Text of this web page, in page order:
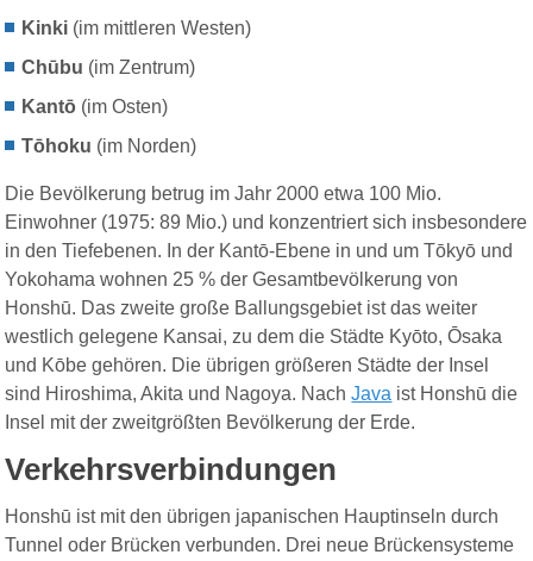
Kinki (im mittleren Westen)
Chūbu (im Zentrum)
Kantō (im Osten)
Tōhoku (im Norden)
Die Bevölkerung betrug im Jahr 2000 etwa 100 Mio.
Einwohner (1975: 89 Mio.) und konzentriert sich insbesondere
in den Tiefebenen. In der Kantō-Ebene in und um Tōkyō und
Yokohama wohnen 25 % der Gesamtbevölkerung von
Honshū. Das zweite große Ballungsgebiet ist das weiter
westlich gelegene Kansai, zu dem die Städte Kyōto, Ōsaka
und Kōbe gehören. Die übrigen größeren Städte der Insel
sind Hiroshima, Akita und Nagoya. NachJava ist Honshū die
Insel mit der zweitgrößten Bevölkerung der Erde.
Verkehrsverbindungen
Honshū ist mit den übrigen japanischen Hauptinseln durch
Tunnel oder Brücken verbunden. Drei neue Brückensysteme